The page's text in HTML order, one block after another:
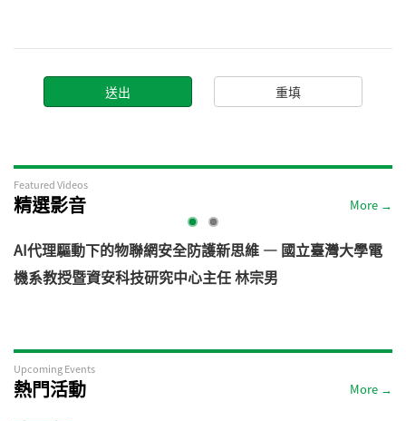
Featured Videos
精選影音 More →
AI代理驅動下的物聯網安全防護新思維 — 國立臺灣大學電
機系教授暨資安科技研究中心主任 林宗男
Upcoming Events
熱門活動 More →